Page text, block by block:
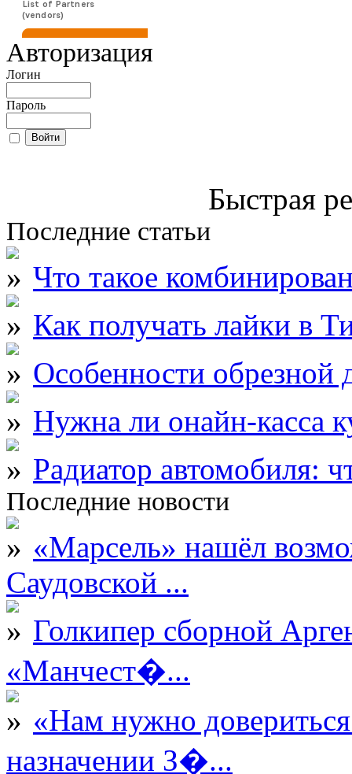
Авторизация
Логин
Пароль
Быстрая
Последние статьи
Что такое
Как получать лайки в
Особенности обрезной
Нужна ли онайн-касса
Радиатор автомобиля:
Последние новости
«Марсель» нашёл
Саудовской ...
Голкипер сборной
«Манчест�...
«Нам нужно
назначении З�...